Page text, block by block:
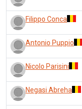
Filippo Conca
Antonio Puppio
Nicolo Parisini
Negasi Abreha